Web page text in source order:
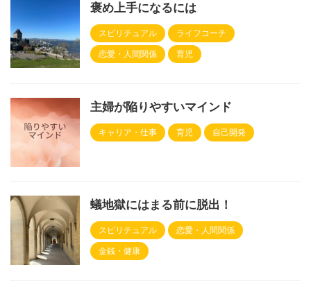
褒め上手になるには
スピリチュアル
ライフコーチ
恋愛・人間関係
育児
主婦が陥りやすいマインド
キャリア・仕事 育児 自己開発
蟻地獄にはまる前に脱出！
スピリチュアル
恋愛・人間関係
金銭・健康